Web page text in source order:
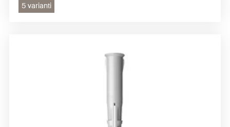
5 varianti